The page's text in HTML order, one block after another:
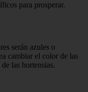
para prosperar.
serán azules o
cambiar el color de las
las hortensias.